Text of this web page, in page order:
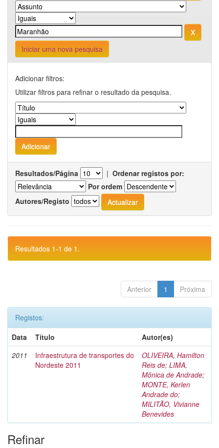
Iniciar uma nova pesquisa
Adicionar filtros:
Utilizar filtros para refinar o resultado da pesquisa.
Resultados/Página | Ordenar registos por:
Por ordem
Autores/Registo
Resultados 1-1 de 1.
Anterior 1 Próxima
Registos:
Data
Título
Autor(es)
2011
Infraestrutura de transportes do
Nordeste 2011
OLIVEIRA, Hamilton
Reis de; LIMA,
Mônica de Andrade;
MONTE, Kerlen
Andrade do;
MILITÃO, Vivianne
Benevides
Refinar